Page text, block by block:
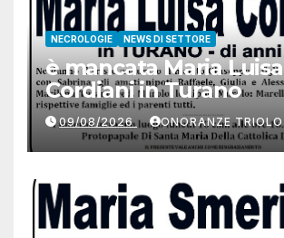
NECROLOGIE NEWS DI SETTORE
è mancata Maria Luisa
Cordiani in Turano
09/08/2026 ONORANZE TRIOLO